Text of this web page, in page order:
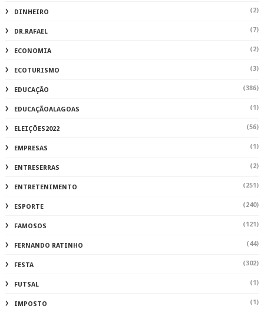
DINHEIRO (2)
DR.RAFAEL (7)
ECONOMIA (2)
ECOTURISMO (3)
EDUCAÇÃO (386)
EDUCAÇÃOALAGOAS (1)
ELEIÇÕES2022 (56)
EMPRESAS (1)
ENTRESERRAS (2)
ENTRETENIMENTO (251)
ESPORTE (240)
FAMOSOS (121)
FERNANDO RATINHO (44)
FESTA (302)
FUTSAL (1)
IMPOSTO (1)